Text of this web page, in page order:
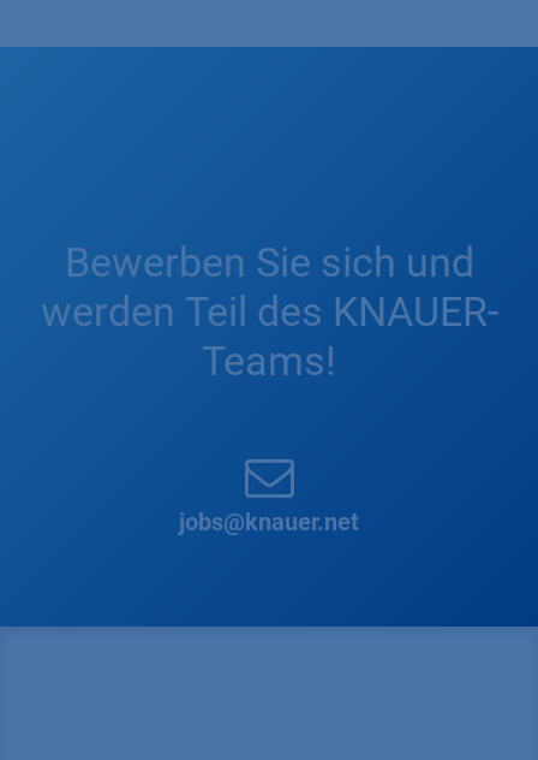
Bewerben Sie sich und
werden Teil des KNAUER-
Teams!
jobs@knauer.net